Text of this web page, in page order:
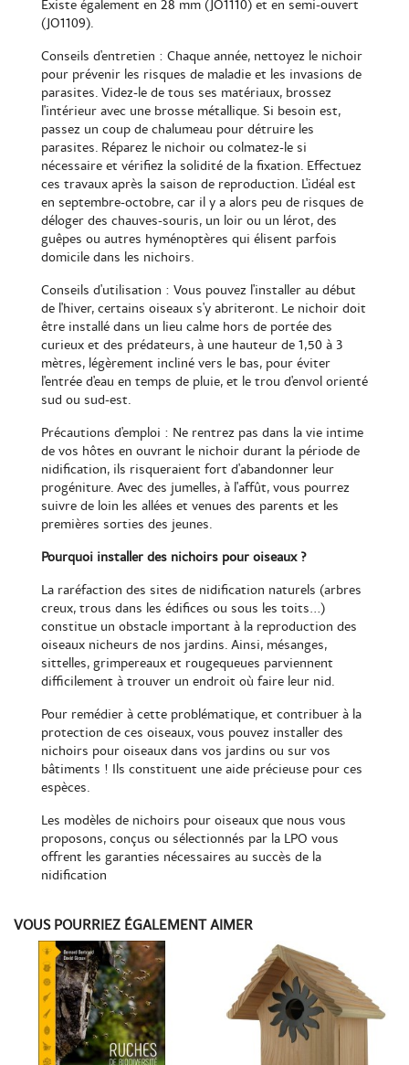
Existe également en 28 mm (JO1110) et en semi-ouvert
(JO1109).
Conseils d'entretien : Chaque année, nettoyez le nichoir
pour prévenir les risques de maladie et les invasions de
parasites. Videz-le de tous ses matériaux, brossez
l'intérieur avec une brosse métallique. Si besoin est,
passez un coup de chalumeau pour détruire les
parasites. Réparez le nichoir ou colmatez-le si
nécessaire et vérifiez la solidité de la fixation. Effectuez
ces travaux après la saison de reproduction. L'idéal est
en septembre-octobre, car il y a alors peu de risques de
déloger des chauves-souris, un loir ou un lérot, des
guêpes ou autres hyménoptères qui élisent parfois
domicile dans les nichoirs.
Conseils d'utilisation : Vous pouvez l'installer au début
de l'hiver, certains oiseaux s'y abriteront. Le nichoir doit
être installé dans un lieu calme hors de portée des
curieux et des prédateurs, à une hauteur de 1,50 à 3
mètres, légèrement incliné vers le bas, pour éviter
l'entrée d'eau en temps de pluie, et le trou d'envol orienté
sud ou sud-est.
Précautions d'emploi : Ne rentrez pas dans la vie intime
de vos hôtes en ouvrant le nichoir durant la période de
nidification, ils risqueraient fort d'abandonner leur
progéniture. Avec des jumelles, à l'affût, vous pourrez
suivre de loin les allées et venues des parents et les
premières sorties des jeunes.
Pourquoi installer des nichoirs pour oiseaux ?
La raréfaction des sites de nidification naturels (arbres
creux, trous dans les édifices ou sous les toits...)
constitue un obstacle important à la reproduction des
oiseaux nicheurs de nos jardins. Ainsi, mésanges,
sittelles, grimpereaux et rougequeues parviennent
difficilement à trouver un endroit où faire leur nid.
Pour remédier à cette problématique, et contribuer à la
protection de ces oiseaux, vous pouvez installer des
nichoirs pour oiseaux dans vos jardins ou sur vos
bâtiments ! Ils constituent une aide précieuse pour ces
espèces.
Les modèles de nichoirs pour oiseaux que nous vous
proposons, conçus ou sélectionnés par la LPO vous
offrent les garanties nécessaires au succès de la
nidification
VOUS POURRIEZ ÉGALEMENT AIMER